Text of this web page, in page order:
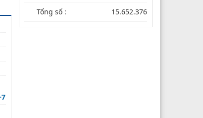
Tổng số : 15.652.376